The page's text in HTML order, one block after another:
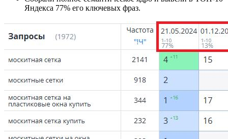
Яндекса 77% его ключевых фраз.